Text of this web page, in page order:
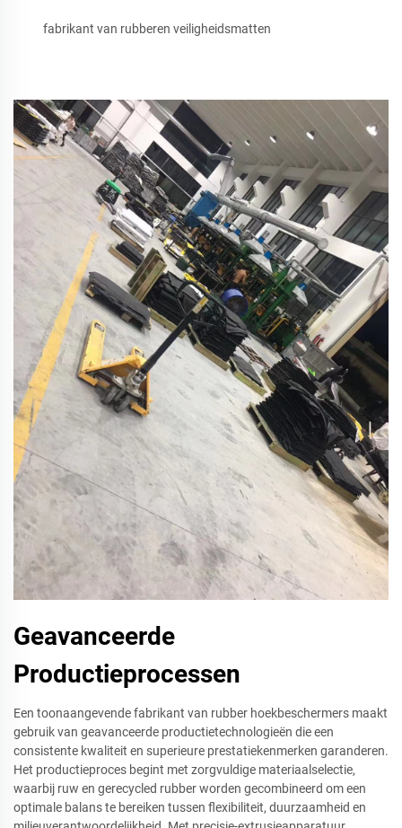
fabrikant van rubberen veiligheidsmatten
Geavanceerde
Productieprocessen
Een toonaangevende fabrikant van rubber hoekbeschermers maakt
gebruik van geavanceerde productietechnologieën die een
consistente kwaliteit en superieure prestatiekenmerken garanderen.
Het productieproces begint met zorgvuldige materiaalselectie,
waarbij ruw en gerecycled rubber worden gecombineerd om een
optimale balans te bereiken tussen flexibiliteit, duurzaamheid en